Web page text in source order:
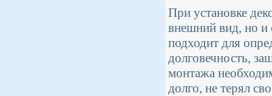
При установке
внешний вид, но и
подходит для
долговечность,
монтажа
долго, не терял